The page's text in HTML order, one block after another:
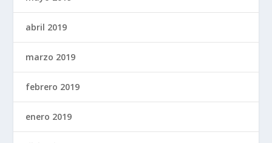
abril 2019
marzo 2019
febrero 2019
enero 2019